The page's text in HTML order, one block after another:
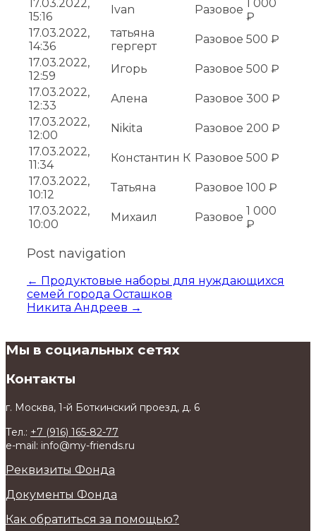
17.03.2022,
15:16
Ivan Разовое
1 000
₽
17.03.2022,
14:36
татьяна
гергерт
Разовое 500 ₽
17.03.2022,
12:59
Игорь Разовое 500 ₽
17.03.2022,
12:33
Алена Разовое 300 ₽
17.03.2022,
12:00
Nikita Разовое 200 ₽
17.03.2022,
11:34
Константин К Разовое 500 ₽
17.03.2022,
10:12
Татьяна Разовое 100 ₽
17.03.2022,
10:00
Михаил Разовое 1 000
₽
Post navigation
← Продуктовые наборы для нуждающихся
семей города Осташков
Никита Андреев →
Мы в социальных сетях
Контакты
г. Москва, 1-й Боткинский проезд, д. 6
Тел.: +7 (916) 165-82-77
e-mail: info@my-friends.ru
Реквизиты Фонда
Документы Фонда
Как обратиться за помощью?